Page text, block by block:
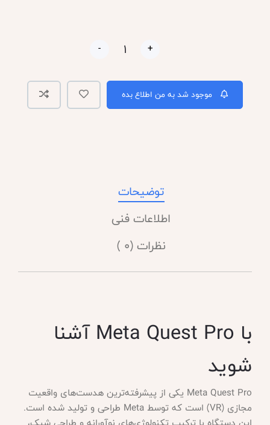
- +
موجود شد به من اطلاع بده
توضیحات
اطلاعات فنی
نظرات (0 )
با Meta Quest Pro آشنا
شوید
Meta Quest Pro یکی از پیشرفته‌ترین هدست‌های واقعیت
مجازی (VR) است که توسط Meta طراحی و تولید شده است.